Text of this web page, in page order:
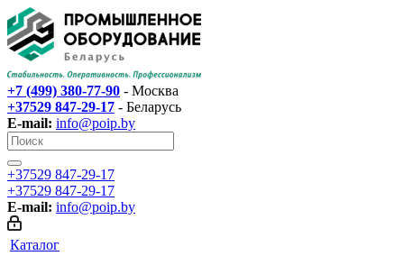
+7 (499) 380-77-90 - Москва
+37529 847-29-17‬ - Беларусь
E-mail: info@poip.by
+37529 847-29-17‬
+37529 847-29-17‬
E-mail: info@poip.by
Каталог